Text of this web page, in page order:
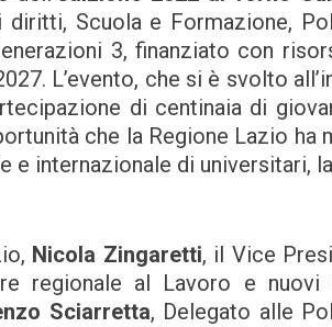
diritti, Scuola e Formazione,
3, finanziato con
L’evento, che si è svolto
di centinaia di
che la Regione Lazio ha
internazionale di universitari,
Nicola Zingaretti, il Vice
regionale al Lavoro e nuovi
Sciarretta, Delegato alle